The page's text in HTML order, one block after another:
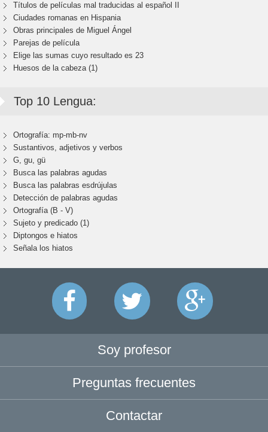
Títulos de películas mal traducidas al español II
Ciudades romanas en Hispania
Obras principales de Miguel Ángel
Parejas de película
Elige las sumas cuyo resultado es 23
Huesos de la cabeza (1)
Top 10 Lengua:
Ortografía: mp-mb-nv
Sustantivos, adjetivos y verbos
G, gu, gü
Busca las palabras agudas
Busca las palabras esdrújulas
Detección de palabras agudas
Ortografía (B - V)
Sujeto y predicado (1)
Diptongos e hiatos
Señala los hiatos
Soy profesor
Preguntas frecuentes
Contactar